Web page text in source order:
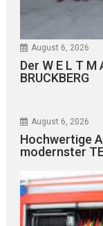
August 6, 2026
Der W E L T M
BRUCKBERG
August 6, 2026
Hochwertige A
modernster